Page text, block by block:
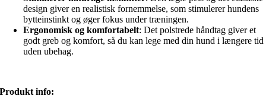
design giver en realistisk fornemmelse, som stimulerer hundens
bytteinstinkt og øger fokus under træningen.
Ergonomisk og komfortabelt: Det polstrede håndtag giver et
godt greb og komfort, så du kan lege med din hund i længere tid
uden ubehag.
Produkt info: